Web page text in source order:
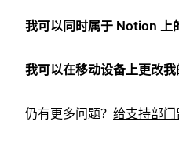
我可以同时属于 Notion 上
我可以在移动设备上更改我
仍有更多问题？ 给支持部门